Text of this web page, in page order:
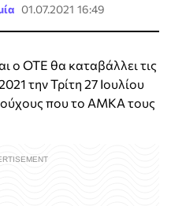
01.07.2021 16:49
ο ΟΤΕ θα καταβάλλει τις
την Τρίτη 27 Ιουλίου
που το ΑΜΚΑ τους